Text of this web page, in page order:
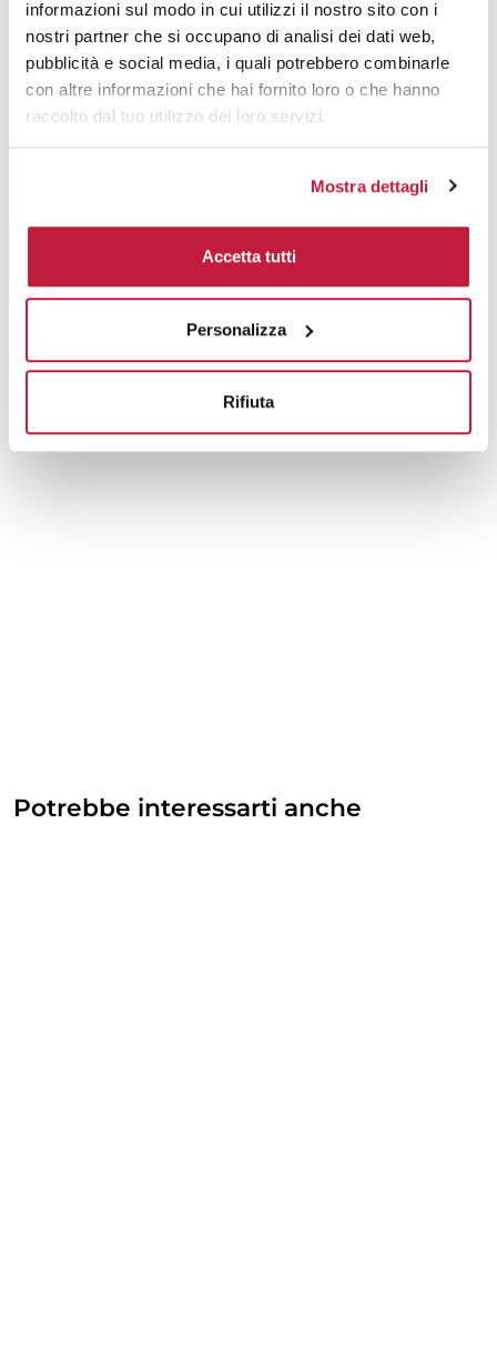
informazioni sul modo in cui utilizzi il nostro sito con i
nostri partner che si occupano di analisi dei dati web,
pubblicità e social media, i quali potrebbero combinarle
con altre informazioni che hai fornito loro o che hanno
raccolto dal tuo utilizzo dei loro servizi.
Mostra dettagli
Accetta tutti
Personalizza
Rifiuta
Prodotti alternativi
Potrebbe interessarti anche